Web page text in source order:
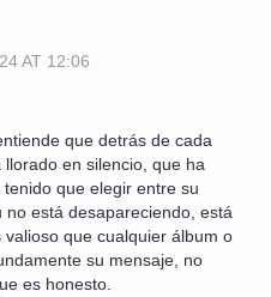
AT 12:06
que detrás de cada
en silencio, que ha
que elegir entre su
está desapareciendo, está
que cualquier álbum o
su mensaje, no
es honesto.